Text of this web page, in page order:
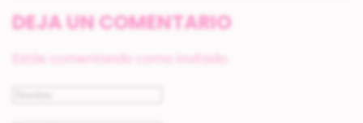
DEJA UN COMENTARIO
Estás comentando como invitado.